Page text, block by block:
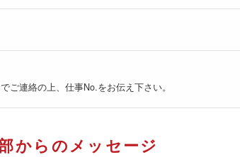
ご連絡の上、仕事No.をお伝え下さい。
からのメッセージ